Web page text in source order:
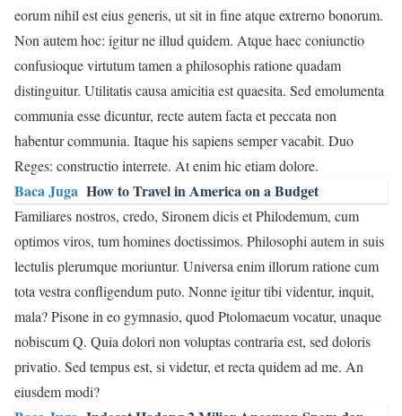
eorum nihil est eius generis, ut sit in fine atque extrerno bonorum.
Non autem hoc: igitur ne illud quidem. Atque haec coniunctio
confusioque virtutum tamen a philosophis ratione quadam
distinguitur. Utilitatis causa amicitia est quaesita. Sed emolumenta
communia esse dicuntur, recte autem facta et peccata non
habentur communia. Itaque his sapiens semper vacabit. Duo
Reges: constructio interrete. At enim hic etiam dolore.
Baca Juga How to Travel in America on a Budget
Familiares nostros, credo, Sironem dicis et Philodemum, cum
optimos viros, tum homines doctissimos. Philosophi autem in suis
lectulis plerumque moriuntur. Universa enim illorum ratione cum
tota vestra confligendum puto. Nonne igitur tibi videntur, inquit,
mala? Pisone in eo gymnasio, quod Ptolomaeum vocatur, unaque
nobiscum Q. Quia dolori non voluptas contraria est, sed doloris
privatio. Sed tempus est, si videtur, et recta quidem ad me. An
eiusdem modi?